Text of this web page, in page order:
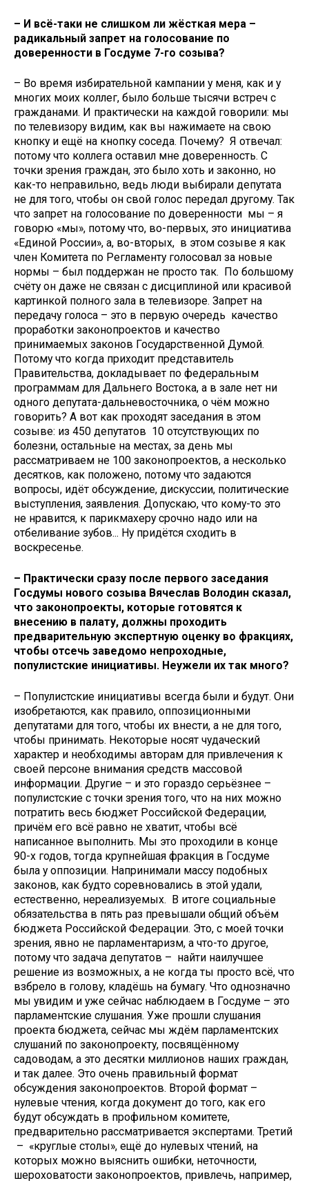
– И всё-таки не слишком ли жёсткая мера –
радикальный запрет на голосование по
доверенности в Госдуме 7-го созыва?
– Во время избирательной кампании у меня, как и у
многих моих коллег, было больше тысячи встреч с
гражданами. И практически на каждой говорили: мы
по телевизору видим, как вы нажимаете на свою
кнопку и ещё на кнопку соседа. Почему? Я отвечал:
потому что коллега оставил мне доверенность. С
точки зрения граждан, это было хоть и законно, но
как-то неправильно, ведь люди выбирали депутата
не для того, чтобы он свой голос передал другому. Так
что запрет на голосование по доверенности мы – я
говорю «мы», потому что, во-первых, это инициатива
«Единой России», а, во-вторых, в этом созыве я как
член Комитета по Регламенту голосовал за новые
нормы – был поддержан не просто так. По большому
счёту он даже не связан с дисциплиной или красивой
картинкой полного зала в телевизоре. Запрет на
передачу голоса – это в первую очередь качество
проработки законопроектов и качество
принимаемых законов Государственной Думой.
Потому что когда приходит представитель
Правительства, докладывает по федеральным
программам для Дальнего Востока, а в зале нет ни
одного депутата-дальневосточника, о чём можно
говорить? А вот как проходят заседания в этом
созыве: из 450 депутатов 10 отсутствующих по
болезни, остальные на местах, за день мы
рассматриваем не 100 законопроектов, а несколько
десятков, как положено, потому что задаются
вопросы, идёт обсуждение, дискуссии, политические
выступления, заявления. Допускаю, что кому-то это
не нравится, к парикмахеру срочно надо или на
отбеливание зубов... Ну придётся сходить в
воскресенье.
– Практически сразу после первого заседания
Госдумы нового созыва Вячеслав Володин сказал,
что законопроекты, которые готовятся к
внесению в палату, должны проходить
предварительную экспертную оценку во фракциях,
чтобы отсечь заведомо непроходные,
популистские инициативы. Неужели их так много?
– Популистские инициативы всегда были и будут. Они
изобретаются, как правило, оппозиционными
депутатами для того, чтобы их внести, а не для того,
чтобы принимать. Некоторые носят чудаческий
характер и необходимы авторам для привлечения к
своей персоне внимания средств массовой
информации. Другие – и это гораздо серьёзнее –
популистские с точки зрения того, что на них можно
потратить весь бюджет Российской Федерации,
причём его всё равно не хватит, чтобы всё
написанное выполнить. Мы это проходили в конце
90-х годов, тогда крупнейшая фракция в Госдуме
была у оппозиции. Напринимали массу подобных
законов, как будто соревновались в этой удали,
естественно, нереализуемых. В итоге социальные
обязательства в пять раз превышали общий объём
бюджета Российской Федерации. Это, с моей точки
зрения, явно не парламентаризм, а что-то другое,
потому что задача депутатов – найти наилучшее
решение из возможных, а не когда ты просто всё, что
взбрело в голову, кладёшь на бумагу. Что однозначно
мы увидим и уже сейчас наблюдаем в Госдуме – это
парламентские слушания. Уже прошли слушания
проекта бюджета, сейчас мы ждём парламентских
слушаний по законопроекту, посвящённому
садоводам, а это десятки миллионов наших граждан,
и так далее. Это очень правильный формат
обсуждения законопроектов. Второй формат –
нулевые чтения, когда документ до того, как его
будут обсуждать в профильном комитете,
предварительно рассматривается экспертами. Третий
– «круглые столы», ещё до нулевых чтений, на
которых можно выяснить ошибки, неточности,
шероховатости законопроектов, привлечь, например,